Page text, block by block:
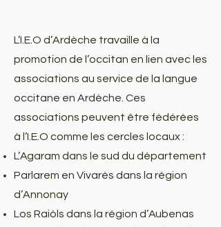
L’I.E.O d’Ardèche travaille à la
promotion de l’occitan en lien avec les
associations au service de la langue
occitane en Ardèche. Ces
associations peuvent être fédérées
à l’I.E.O comme les cercles locaux :
L’Agaram dans le sud du département
Parlarem en Vivarés dans la région
d’Annonay
Los Raiòls dans la région d’Aubenas